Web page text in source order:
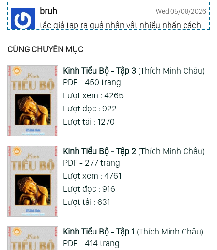
bruh
Wed 05/08/2026
tắc giả tạp ra quả nhân vật nhiều nhần cách
Gia Đình Điệp Viên - Spy X Family
ai hỏi 123
Wed 05/08/2026
Mong 1 ngày shop ra 2 chap
Xem Thêm
CÙNG CHUYÊN MỤC
Kinh Tiểu Bộ - Tập 3(Thích Minh Châu)
PDF - 450 trang
Lượt xem : 4265
Lượt đọc : 922
Lượt tải : 1270
Kinh Tiểu Bộ - Tập 2(Thích Minh Châu)
PDF - 277 trang
Lượt xem : 4761
Lượt đọc : 916
Lượt tải : 631
Kinh Tiểu Bộ - Tập 1 (Thích Minh Châu)
PDF - 414 trang